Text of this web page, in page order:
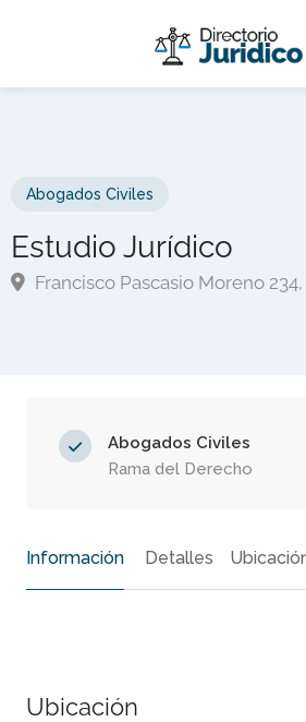
Abogados Civiles
Estudio Jurídico
Francisco Pascasio Moreno
Abogados Civiles
Rama del Derecho
Información Detalles
Ubicación